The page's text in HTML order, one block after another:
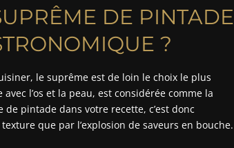
DE PINTADE
?
le suprême est de loin le choix le plus
l’os et la peau, est considérée comme la
pintade dans votre recette, c’est donc
que par l’explosion de saveurs en bouche.